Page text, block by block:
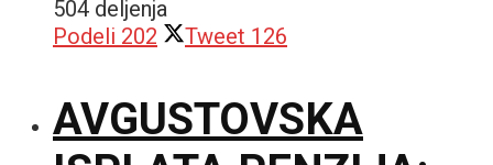
504 deljenja
Podeli 202 Tweet 126
AVGUSTOVSKA